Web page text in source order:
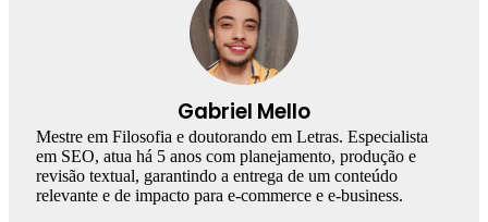
Gabriel Mello
Mestre em Filosofia e doutorando em Letras. Especialista
em SEO, atua há 5 anos com planejamento, produção e
revisão textual, garantindo a entrega de um conteúdo
relevante e de impacto para e-commerce e e-business.